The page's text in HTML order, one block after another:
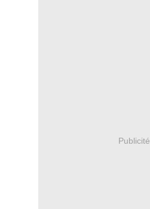
Publicité